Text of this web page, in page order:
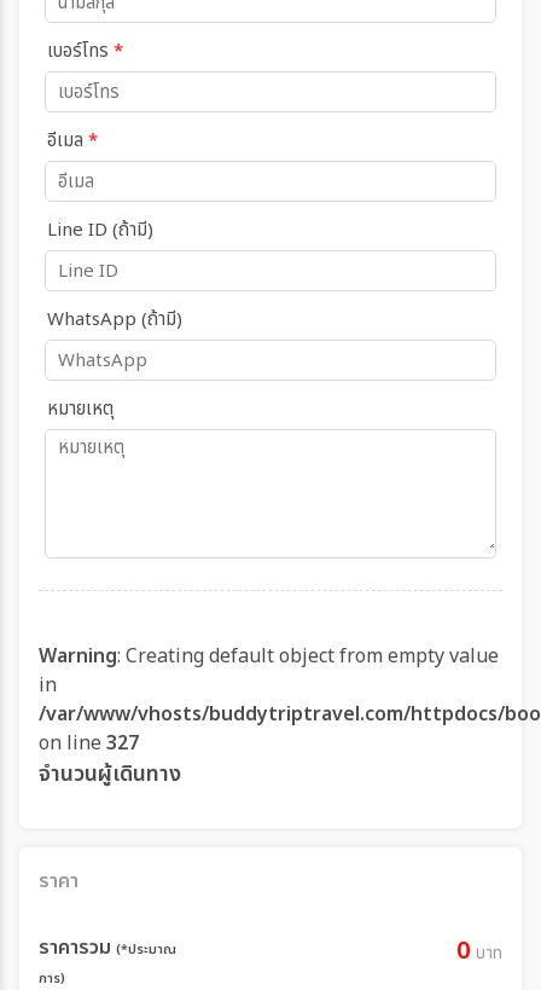
เบอร์โทร *
อีเมล *
Line ID (ถ้ามี)
WhatsApp (ถ้ามี)
หมายเหตุ
Warning: Creating default object from empty value
in
/var/www/vhosts/buddytriptravel.com/httpdocs/
on line 327
จำนวนผู้เดินทาง
ราคา
ราคารวม (*ประมาณ
การ)
0 บาท